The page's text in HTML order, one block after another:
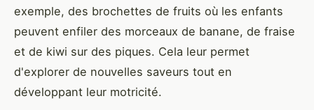
exemple, des brochettes de fruits où les enfants
peuvent enfiler des morceaux de banane, de fraise
et de kiwi sur des piques. Cela leur permet
d'explorer de nouvelles saveurs tout en
développant leur motricité.